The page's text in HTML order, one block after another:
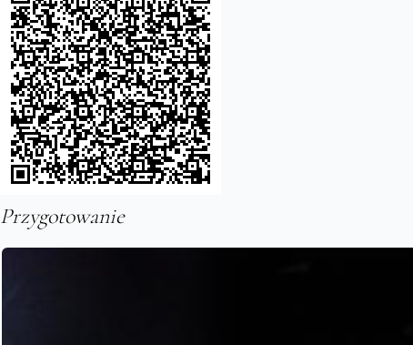
Przygotowanie